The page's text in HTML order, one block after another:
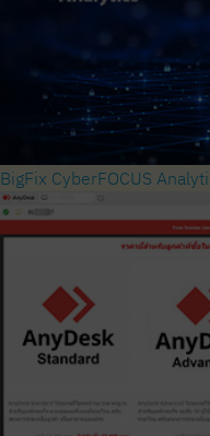
BigFix CyberFOCUS